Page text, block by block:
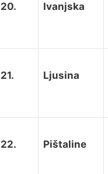
20. Ivanjska
21. Ljusina
22. Pištaline